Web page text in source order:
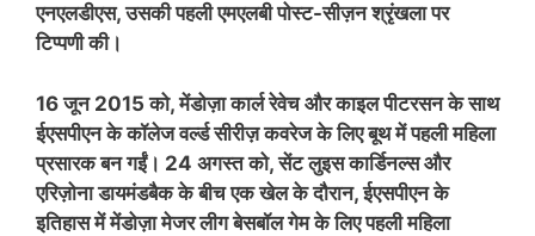
एनएलडीएस, उसकी पहली एमएलबी पोस्ट-सीज़न श्रृंखला पर
टिप्पणी की।
16 जून 2015 को, मेंडोज़ा कार्ल रेवेच और काइल पीटरसन के साथ
ईएसपीएन के कॉलेज वर्ल्ड सीरीज़ कवरेज के लिए बूथ में पहली महिला
प्रसारक बन गईं। 24 अगस्त को, सेंट लुइस कार्डिनल्स और
एरिज़ोना डायमंडबैक के बीच एक खेल के दौरान, ईएसपीएन के
इतिहास में मेंडोज़ा मेजर लीग बेसबॉल गेम के लिए पहली महिला